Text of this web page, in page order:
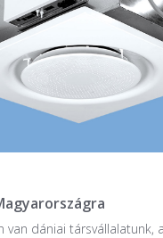
van dániai társvállalatunk, a